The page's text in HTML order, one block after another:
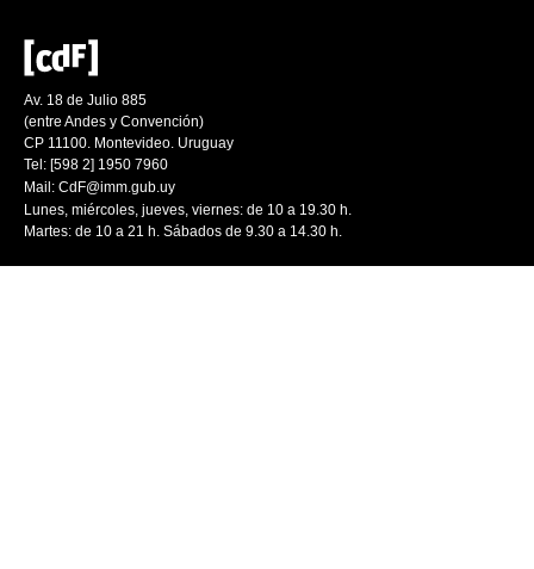
Av. 18 de Julio 885
(entre Andes y Convención)
CP 11100. Montevideo. Uruguay
Tel: [598 2] 1950 7960
Mail: CdF@imm.gub.uy
Lunes, miércoles, jueves, viernes: de 10 a 19.30 h.
Martes: de 10 a 21 h. Sábados de 9.30 a 14.30 h.